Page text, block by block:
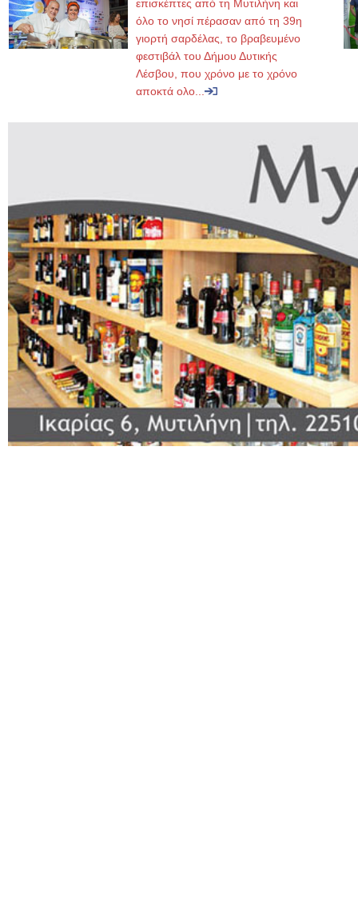
επισκέπτες από τη Μυτιλήνη και
όλο το νησί πέρασαν από τη 39η
γιορτή σαρδέλας, το βραβευμένο
φεστιβάλ του Δήμου Δυτικής
Λέσβου, που χρόνο με το χρόνο
αποκτά ολο...